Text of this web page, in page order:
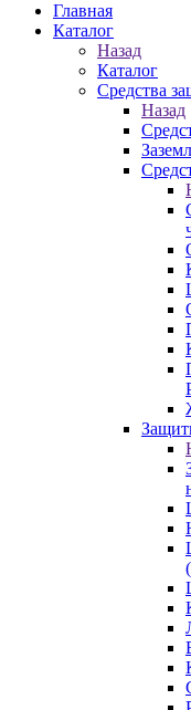
Главная
Каталог
Назад
Каталог
Средства
Назад